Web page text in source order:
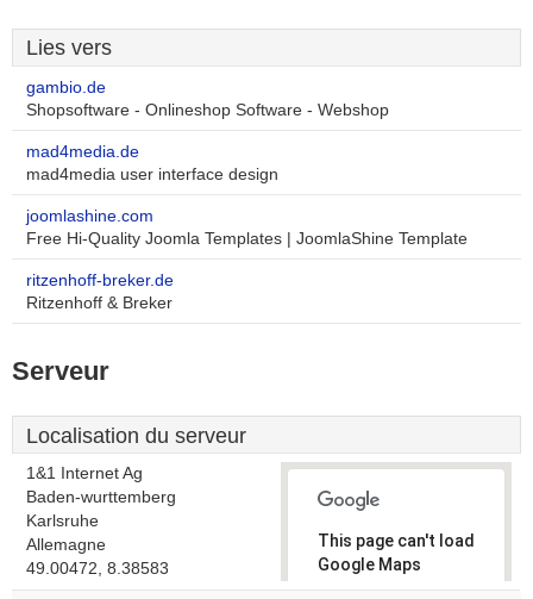
Lies vers
gambio.de
Shopsoftware - Onlineshop Software - Webshop
mad4media.de
mad4media user interface design
joomlashine.com
Free Hi-Quality Joomla Templates | JoomlaShine Template
ritzenhoff-breker.de
Ritzenhoff & Breker
Serveur
Localisation du serveur
1&1 Internet Ag
Baden-wurttemberg
Karlsruhe
Allemagne
49.00472, 8.38583
This page can't load
Google Maps
correctly.